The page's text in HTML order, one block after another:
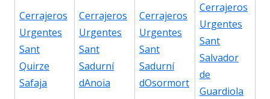
Cerrajeros
Urgentes
Sant
Quirze
Safaja
Cerrajeros
Urgentes
Sant
Sadurní
dAnoia
Cerrajeros
Urgentes
Sant
Sadurní
dOsormort
Cerrajeros
Urgentes
Sant
Salvador
de
Guardiola